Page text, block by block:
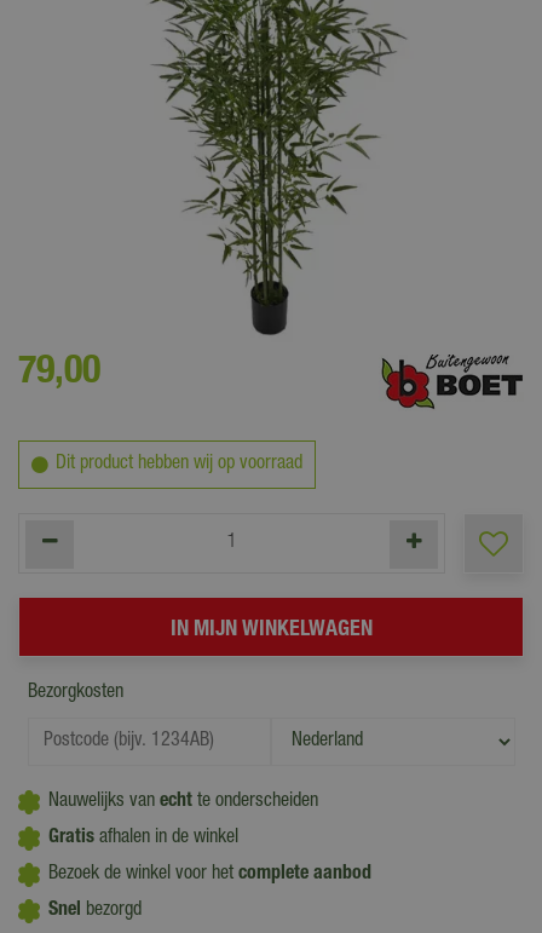
Deze bamboe kunstplant is nauwelijks van echt te onderscheiden!
79,00
Dit product hebben wij op voorraad
Bezorgkosten
Nauwelijks van echt te onderscheiden
Gratis afhalen in de winkel
Bezoek de winkel voor het complete aanbod
Snel bezorgd